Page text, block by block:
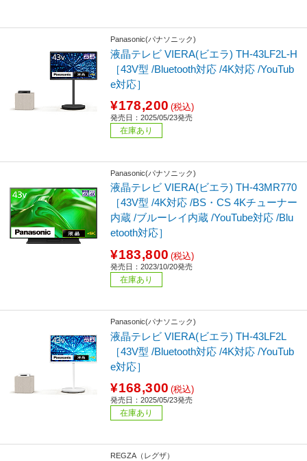
Panasonic(パナソニック)
液晶テレビ VIERA(ビエラ) TH-43LF2L-H
［43V型 /Bluetooth対応 /4K対応 /YouTub
e対応］
¥178,200 (税込)
発売日：2025/05/23発売
在庫あり
Panasonic(パナソニック)
液晶テレビ VIERA(ビエラ) TH-43MR770
［43V型 /4K対応 /BS・CS 4Kチューナー
内蔵 /ブルーレイ内蔵 /YouTube対応 /Blu
etooth対応］
¥183,800 (税込)
発売日：2023/10/20発売
在庫あり
Panasonic(パナソニック)
液晶テレビ VIERA(ビエラ) TH-43LF2L
［43V型 /Bluetooth対応 /4K対応 /YouTub
e対応］
¥168,300 (税込)
発売日：2025/05/23発売
在庫あり
REGZA（レグザ）